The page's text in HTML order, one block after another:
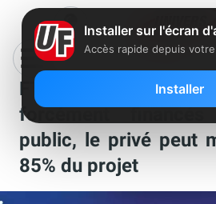
FTTH : Les RIP
forcément
public, le privé peut
85% du projet
Installer sur l'écran
Accès rapide depuis
Installer